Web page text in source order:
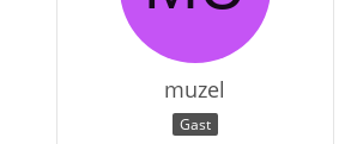
muzel
Gast